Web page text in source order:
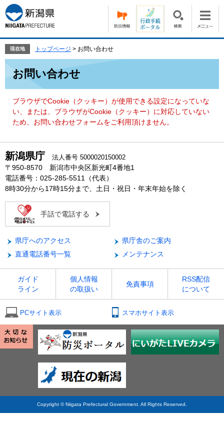
ー
ジ
の
頭
す。
ニ
ュ
ー
飛
て
現在地 トップページ > お問い合わせ
お問い合わせ
ブラウザでCookie（クッキー）が使用できる設定になっていな
い、または、ブラウザがCookie（クッキー）に対応していない
ため、お問い合わせフォームをご利用頂けません。
新潟県庁 法人番号 5000020150002
〒950-8570 新潟市中央区新光町4番地1
電話番号：025-285-5511（代表）
8時30分から17時15分まで、土日・祝日・年末年始を除く
手話で電話する
県庁へのアクセス
県庁舎のご案内
直通電話番号一覧
メンテナンス
ガイド
ライン
個人情報
の取扱い
免責事項
RSS配信
について
PCサイト表示 スマホサイト表示
Copyright © Niigata Prefectural Government. All Rights Reserved.